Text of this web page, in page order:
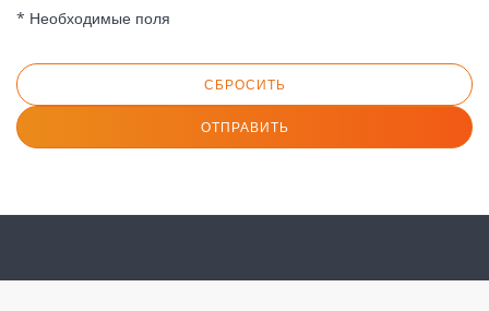
* Необходимые поля
СБРОСИТЬ
ОТПРАВИТЬ